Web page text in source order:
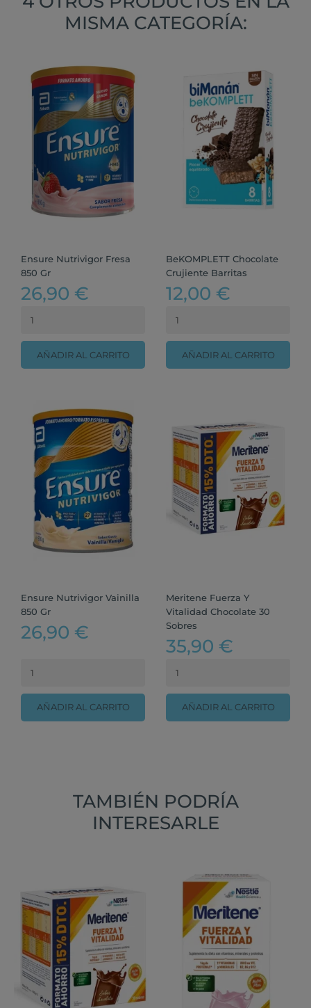
MISMA CATEGORÍA:
Ensure Nutrivigor Fresa
850 Gr
26,90 €
AÑADIR AL CARRITO
BeKOMPLETT Chocolate
Crujiente Barritas
12,00 €
AÑADIR AL CARRITO
Ensure Nutrivigor Vainilla
850 Gr
26,90 €
AÑADIR AL CARRITO
Meritene Fuerza Y
Vitalidad Chocolate 30
Sobres
35,90 €
AÑADIR AL CARRITO
TAMBIÉN PODRÍA
INTERESARLE